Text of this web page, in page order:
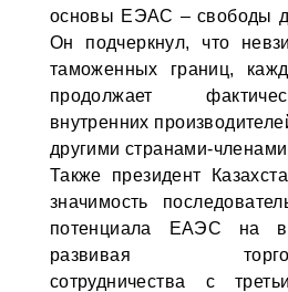
основы ЕЭАС – свободы
Он подчеркнул, что
таможенных границ,
продолжает
внутренних
другими странами-
Также президент
значимость
потенциала ЕАЭС на
развивая торгово-
сотрудничества с